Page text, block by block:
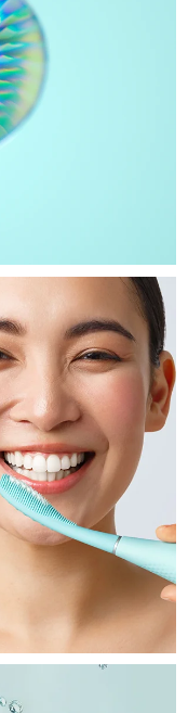
for young skin
devices
Set
& 18% PAP gel
aging
aging setLED mask
scalp massager
serum
輕化
Therapy
Therapy
Serum
device
removal
理
serum
理
lips
device
.
送達日期
送達日期
送達日期
送達日期10/08/2026
送達日期10/08/2026
送達日期10/08/2026
送達日期14/08/2026
送達日期10/08/2026
送達日期14/08/2026
計送達日期10/08/2026
計送達日期 11/08/2026
10/08/2026